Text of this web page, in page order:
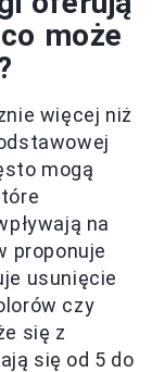
może
więcej niż
mogą
na
proponuje
usunięcie
czy
się z
się od 5 do